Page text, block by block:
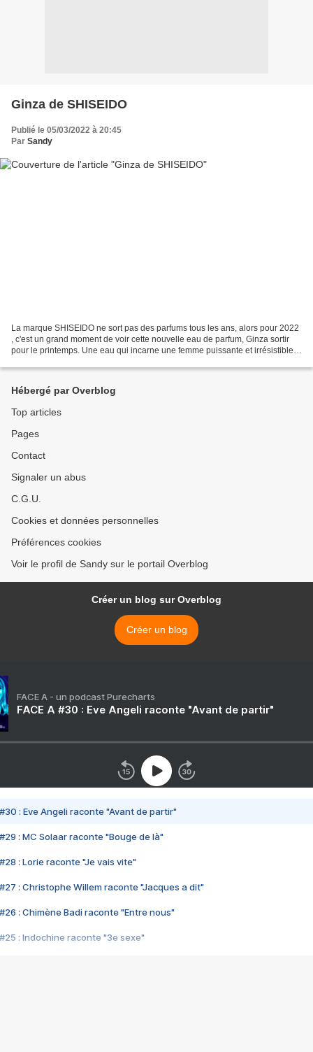
Ginza de SHISEIDO
Publié le 05/03/2022 à 20:45
Par Sandy
La marque SHISEIDO ne sort pas des parfums tous les ans, alors pour 2022
, c'est un grand moment de voir cette nouvelle eau de parfum, Ginza sortir
pour le printemps. Une eau qui incarne une femme puissante et irrésistible
Hébergé par Overblog
Top articles
Pages
Contact
Signaler un abus
C.G.U.
Cookies et données personnelles
Préférences cookies
Voir le profil de Sandy sur le portail Overblog
Créer un blog sur Overblog
Créer un blog
FACE A - un podcast Purecharts
FACE A #30 : Eve Angeli raconte "Avant de partir"
#30 : Eve Angeli raconte "Avant de partir"
#29 : MC Solaar raconte "Bouge de là"
#28 : Lorie raconte "Je vais vite"
#27 : Christophe Willem raconte "Jacques a dit"
#26 : Chimène Badi raconte "Entre nous"
#25 : Indochine raconte "3e sexe"